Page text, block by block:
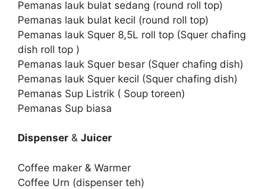
Pemanas lauk bulat sedang (round roll top)
Pemanas lauk bulat kecil (round roll top)
Pemanas lauk Squer 8,5L roll top (Squer chafing
dish roll top )
Pemanas lauk Squer besar (Squer chafing dish)
Pemanas lauk Squer kecil (Squer chafing dish)
Pemanas Sup Listrik ( Soup toreen)
Pemanas Sup biasa
Dispenser & Juicer
Coffee maker & Warmer
Coffee Urn (dispenser teh)